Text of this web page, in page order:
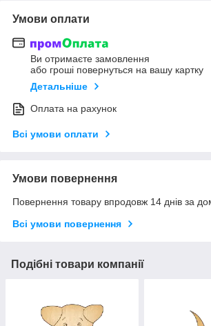
Умови оплати
Ви отримаєте замовлення
або гроші повернуться на вашу картку
Детальніше
Оплата на рахунок
Всі умови оплати
Умови повернення
Повернення товару впродовж 14 днів за
Всі умови повернення
Подібні товари компанії